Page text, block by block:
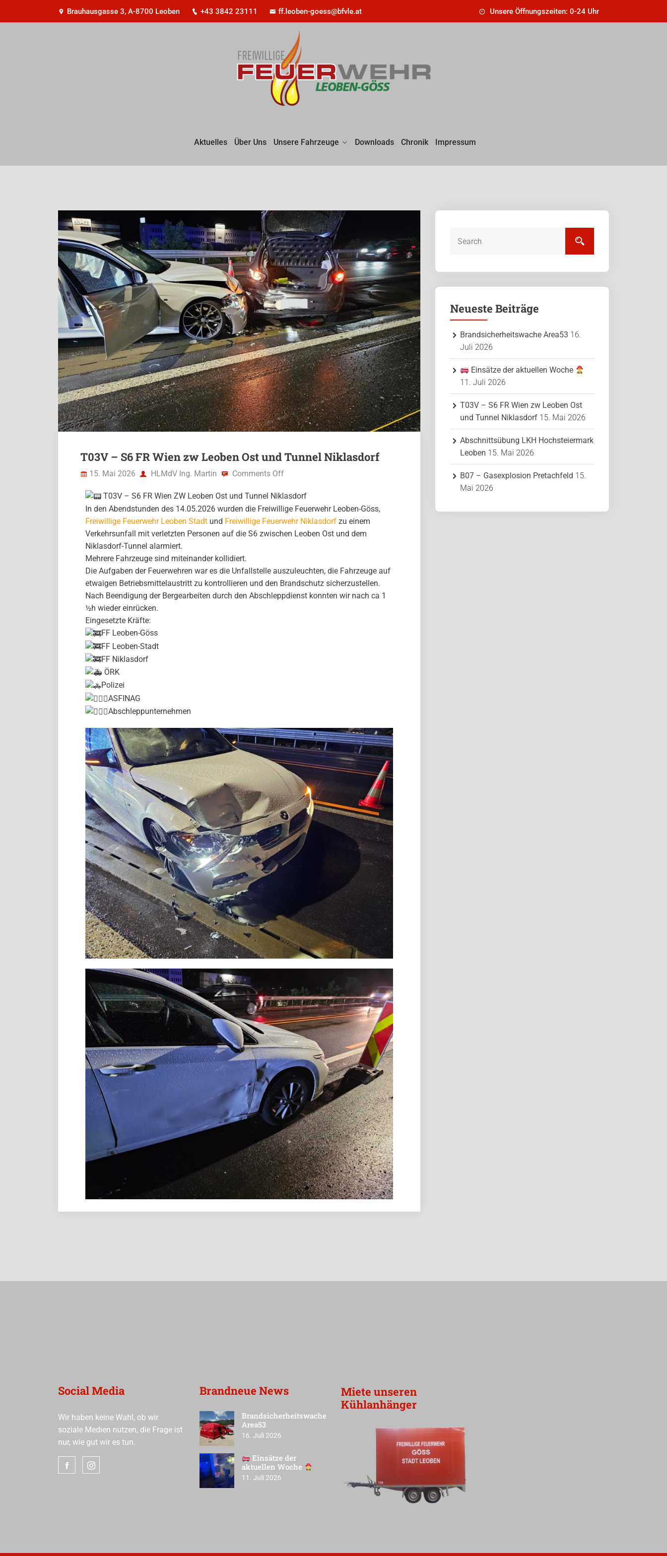
Brauhausgasse 3, A-8700 Leoben +43 3842 23111 ff.leoben-goess@bfvle.at Unsere Öffnungszeiten: 0-24 Uhr
Aktuelles Über Uns Unsere Fahrzeuge Downloads Chronik Impressum
T03V – S6 FR Wien zw Leoben Ost und Tunnel Niklasdorf
15. Mai 2026 HLMdV Ing. Martin Comments Off
T03V – S6 FR Wien ZW Leoben Ost und Tunnel Niklasdorf
In den Abendstunden des 14.05.2026 wurden die Freiwillige Feuerwehr Leoben-Göss,
Freiwillige Feuerwehr Leoben Stadt und Freiwillige Feuerwehr Niklasdorf zu einem
Verkehrsunfall mit verletzten Personen auf die S6 zwischen Leoben Ost und dem
Niklasdorf-Tunnel alarmiert.
Mehrere Fahrzeuge sind miteinander kollidiert.
Die Aufgaben der Feuerwehren war es die Unfallstelle auszuleuchten, die Fahrzeuge auf
etwaigen Betriebsmittelaustritt zu kontrollieren und den Brandschutz sicherzustellen.
Nach Beendigung der Bergearbeiten durch den Abschleppdienst konnten wir nach ca 1
½h wieder einrücken.
Eingesetzte Kräfte:
FF Leoben-Göss
FF Leoben-Stadt
FF Niklasdorf
ÖRK
Polizei
ASFINAG
Abschleppunternehmen
Neueste Beiträge
Brandsicherheitswache Area53 16.
Juli 2026
Einsätze der aktuellen Woche
11. Juli 2026
T03V – S6 FR Wien zw Leoben Ost
und Tunnel Niklasdorf 15. Mai 2026
Abschnittsübung LKH Hochsteiermark
Leoben 15. Mai 2026
B07 – Gasexplosion Pretachfeld 15.
Mai 2026
Social Media
Wir haben keine Wahl, ob wir
soziale Medien nutzen, die Frage ist
nur, wie gut wir es tun.
Brandneue News
Brandsicherheitswache
Area53
16. Juli 2026
Einsätze der
aktuellen Woche
11. Juli 2026
Miete unseren
Kühlanhänger